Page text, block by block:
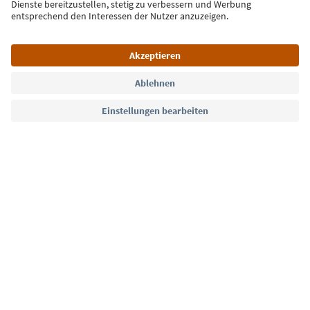
Jetzt anmelden